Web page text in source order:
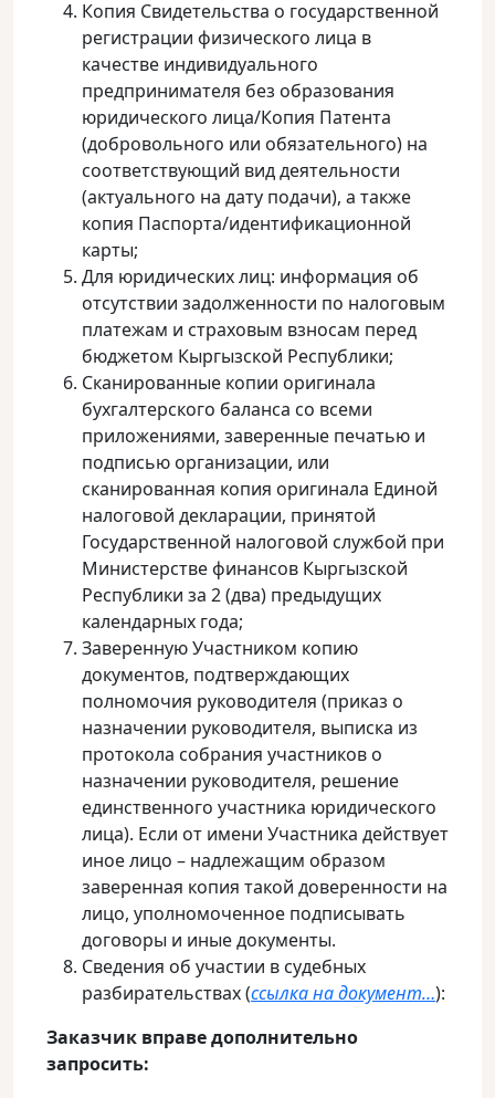
Копия Свидетельства о государственной
регистрации физического лица в
качестве индивидуального
предпринимателя без образования
юридического лица/Копия Патента
(добровольного или обязательного) на
соответствующий вид деятельности
(актуального на дату подачи), а также
копия Паспорта/идентификационной
карты;
Для юридических лиц: информация об
отсутствии задолженности по налоговым
платежам и страховым взносам перед
бюджетом Кыргызской Республики;
Сканированные копии оригинала
бухгалтерского баланса со всеми
приложениями, заверенные печатью и
подписью организации, или
сканированная копия оригинала Единой
налоговой декларации, принятой
Государственной налоговой службой при
Министерстве финансов Кыргызской
Республики за 2 (два) предыдущих
календарных года;
Заверенную Участником копию
документов, подтверждающих
полномочия руководителя (приказ о
назначении руководителя, выписка из
протокола собрания участников о
назначении руководителя, решение
единственного участника юридического
лица). Если от имени Участника действует
иное лицо – надлежащим образом
заверенная копия такой доверенности на
лицо, уполномоченное подписывать
договоры и иные документы.
Сведения об участии в судебных
разбирательствах (ссылка на документ…):
Заказчик вправе дополнительно
запросить: